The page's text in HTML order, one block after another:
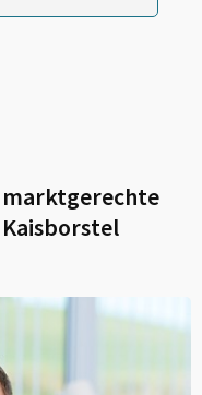
Kaisborstel